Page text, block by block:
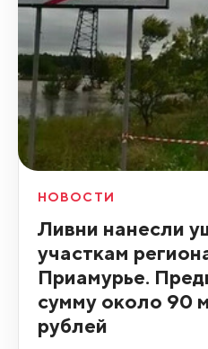
НОВОСТИ
Ливни нанесли
участкам
Приамурье.
сумму около 90
рублей